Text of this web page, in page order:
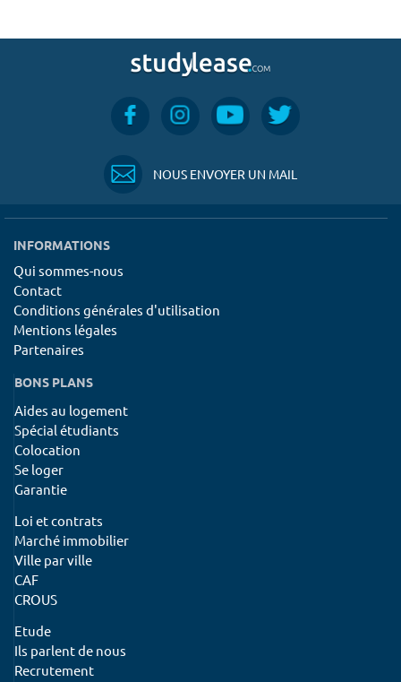
NOUS ENVOYER UN MAIL
INFORMATIONS
Qui sommes-nous
Contact
Conditions générales d'utilisation
Mentions légales
Partenaires
BONS PLANS
Aides au logement
Spécial étudiants
Colocation
Se loger
Garantie
Loi et contrats
Marché immobilier
Ville par ville
CAF
CROUS
Etude
Ils parlent de nous
Recrutement